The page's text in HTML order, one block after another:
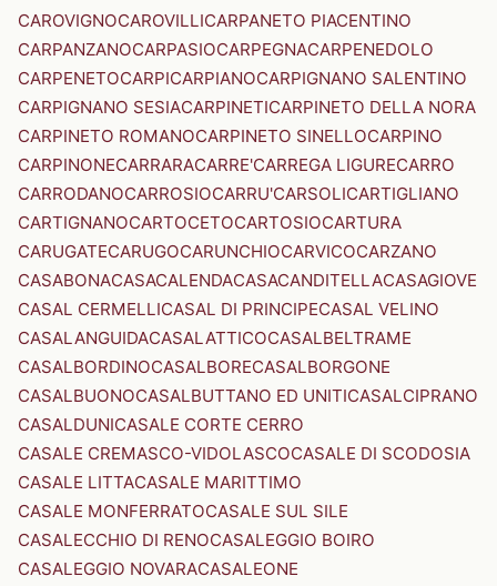
CAROVIGNOCAROVILLICARPANETO PIACENTINO
CARPANZANOCARPASIOCARPEGNACARPENEDOLO
CARPENETOCARPICARPIANOCARPIGNANO SALENTINO
CARPIGNANO SESIACARPINETICARPINETO DELLA NORA
CARPINETO ROMANOCARPINETO SINELLOCARPINO
CARPINONECARRARACARRE'CARREGA LIGURECARRO
CARRODANOCARROSIOCARRU'CARSOLICARTIGLIANO
CARTIGNANOCARTOCETOCARTOSIOCARTURA
CARUGATECARUGOCARUNCHIOCARVICOCARZANO
CASABONACASACALENDACASACANDITELLACASAGIOVE
CASAL CERMELLICASAL DI PRINCIPECASAL VELINO
CASALANGUIDACASALATTICOCASALBELTRAME
CASALBORDINOCASALBORECASALBORGONE
CASALBUONOCASALBUTTANO ED UNITICASALCIPRANO
CASALDUNICASALE CORTE CERRO
CASALE CREMASCO-VIDOLASCOCASALE DI SCODOSIA
CASALE LITTACASALE MARITTIMO
CASALE MONFERRATOCASALE SUL SILE
CASALECCHIO DI RENOCASALEGGIO BOIRO
CASALEGGIO NOVARACASALEONE